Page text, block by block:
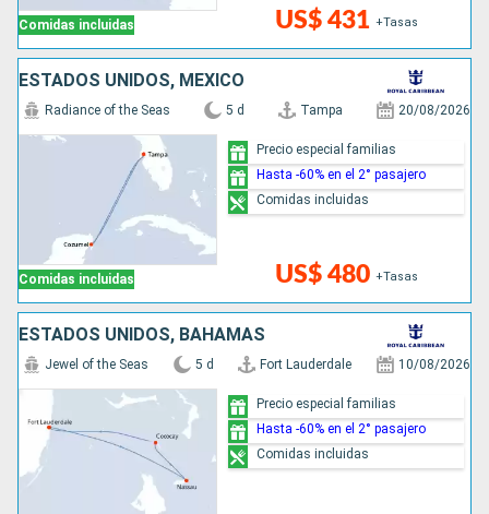
Comidas incluidas US$ 431 +Tasas
ESTADOS UNIDOS, MÉXICO
Comidas incluidas
Radiance of the Seas 5 d Tampa 20/08/2026
US$ 480 +Tasas
Precio especial familias
Hasta -60% en el 2° pasajero
Comidas incluidas
ESTADOS UNIDOS, BAHAMAS
Jewel of the Seas 5 d Fort Lauderdale 10/08/2026
Precio especial familias
Hasta -60% en el 2° pasajero
Comidas incluidas